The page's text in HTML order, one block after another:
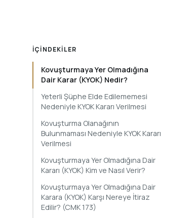
İÇINDEKILER
Kovuşturmaya Yer Olmadığına
Dair Karar (KYOK) Nedir?
Yeterli Şüphe Elde Edilememesi
Nedeniyle KYOK Kararı Verilmesi
Kovuşturma Olanağının
Bulunmaması Nedeniyle KYOK Kararı
Verilmesi
Kovuşturmaya Yer Olmadığına Dair
Kararı (KYOK) Kim ve Nasıl Verir?
Kovuşturmaya Yer Olmadığına Dair
Karara (KYOK) Karşı Nereye İtiraz
Edilir? (CMK 173)